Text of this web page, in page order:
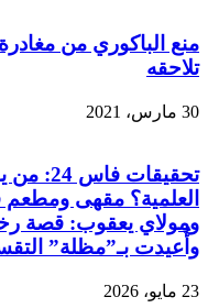
منع الباكوري من
تلاحقه
30 مارس، 2021
العلمية؟ مقهى ومطعم
ومولاي يعقوب: قصة
وأُعيدت بـ”مظلة”
23 مايو، 2026